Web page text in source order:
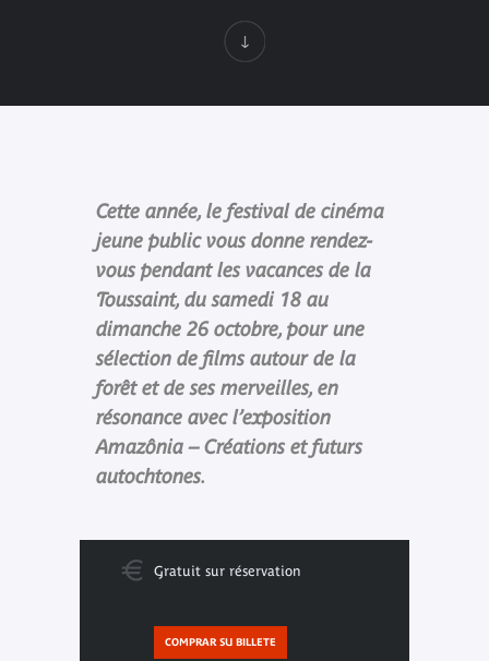
Cette année, le festival de cinéma
jeune public vous donne rendez-
vous pendant les vacances de la
Toussaint, du samedi 18 au
dimanche 26 octobre, pour une
sélection de films autour de la
forêt et de ses merveilles, en
résonance avec l’exposition
Amazônia – Créations et futurs
autochtones.
Gratuit sur réservation
COMPRAR SU BILLETE